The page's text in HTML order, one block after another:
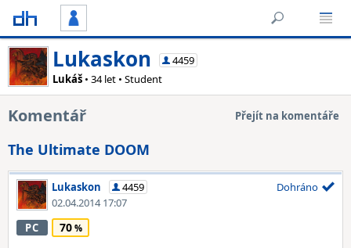
Lukaskon
4459
Lukáš • 34 let • Student
Komentář Přejít na komentáře
The Ultimate DOOM
Lukaskon
4459
02.04.2014 17:07
Dohráno
PC 70